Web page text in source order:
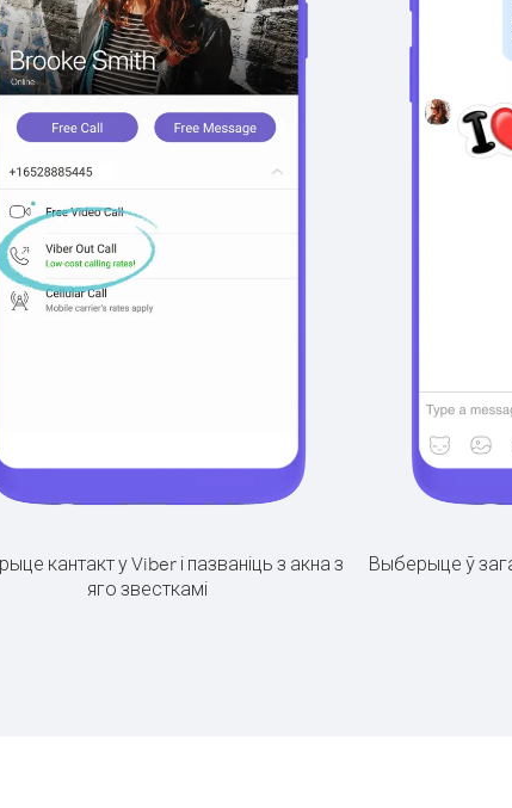
кантакт у Viber і пазваніць з акна з
яго звесткамі
Выберыце ў